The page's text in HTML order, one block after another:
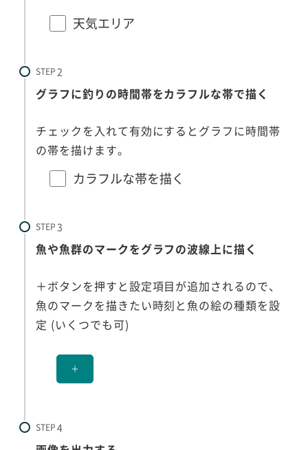
天気エリア
STEP
グラフに釣りの時間帯をカラフルな帯で描く
チェックを入れて有効にするとグラフに時間帯
の帯を描けます。
カラフルな帯を描く
STEP
魚や魚群のマークをグラフの波線上に描く
＋ボタンを押すと設定項目が追加されるので、
魚のマークを描きたい時刻と魚の絵の種類を設
定 (いくつでも可)
＋
STEP